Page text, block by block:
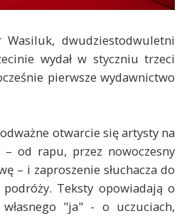
Wasiluk, dwudziestodwuletni
wydał w styczniu trzeci
pierwsze wydawnictwo
otwarcie się artysty na
od rapu, przez nowoczesny
– i zaproszenie słuchacza do
Teksty opowiadają o
"ja" - o uczuciach,